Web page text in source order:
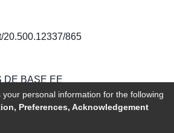
20.500.12337/865
DE BASE EE
personal information for the following
Preferences, Acknowledgement